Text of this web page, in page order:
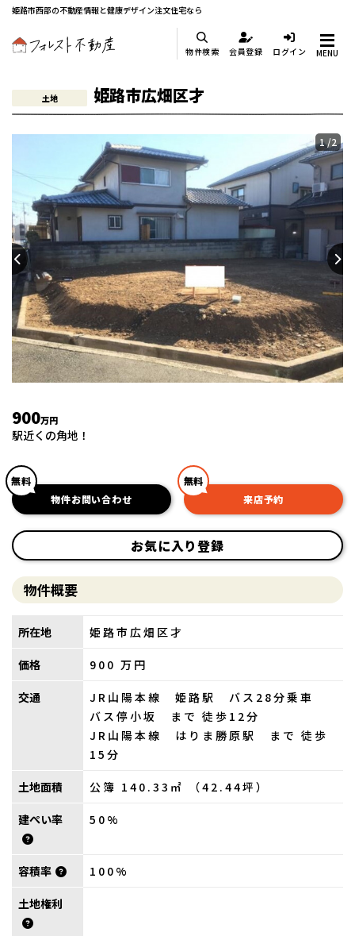
姫路市西部の不動産情報と健康デザイン注文住宅なら
物件検索 会員登録 ログイン MENU
土地 姫路市広畑区才
1/2
900万円
駅近くの角地！
無料
物件お問い合わせ
無料
来店予約
お気に入り登録
物件概要
所在地 姫路市広畑区才
価格 900 万円
交通
JR山陽本線 姫路駅 バス28分乗車
バス停小坂 まで 徒歩12分
JR山陽本線 はりま勝原駅 まで 徒歩
15分
土地面積 公簿 140.33㎡ （42.44坪）
建ぺい率 50%
容積率 100%
土地権利